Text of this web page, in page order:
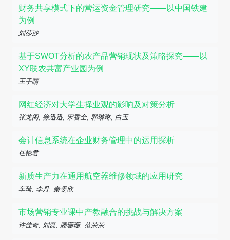
财务共享模式下的营运资金管理研究——以中国铁建
为例
刘莎沙
基于SWOT分析的农产品营销现状及策略探究——以
XY联农共富产业园为例
王子晴
网红经济对大学生择业观的影响及对策分析
张龙阁, 徐迅迅, 宋香全, 郭琳琳, 白玉
会计信息系统在企业财务管理中的运用探析
任艳君
新质生产力在通用航空器维修领域的应用研究
车琦, 李丹, 秦雯欣
市场营销专业课中产教融合的挑战与解决方案
许佳奇, 刘磊, 滕珊珊, 范荣荣